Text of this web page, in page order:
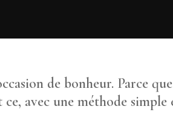
de bonheur. Parce
ce, avec une méthode